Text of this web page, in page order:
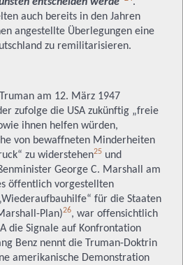
entscheiden werde“
.
auch bereits in den Jahren
angestellte Überlegungen eine
zu remilitarisieren.
am 12. März 1947
zufolge die USA zukünftig „freie
ihnen helfen würden,
von bewaffneten Minderheiten
zu widerstehen25 und
George C. Marshall am
öffentlich vorgestellten
für die Staaten
Plan)26, war offensichtlich
die Signale auf Konfrontation
Benz nennt die Truman-Doktrin
amerikanische Demonstration